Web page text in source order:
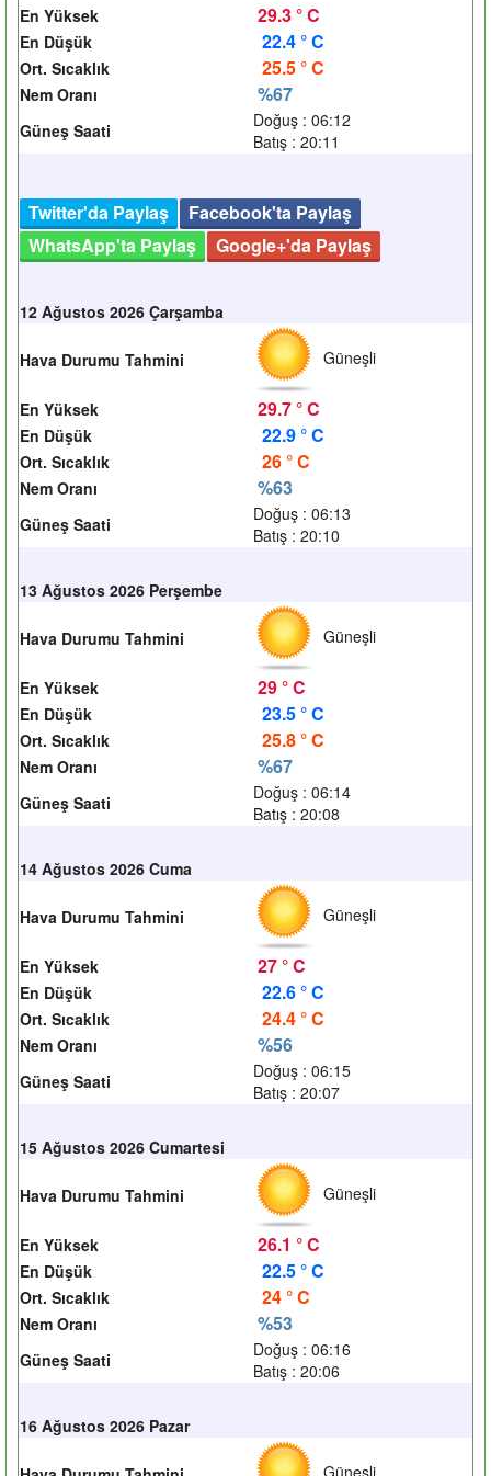
En Yüksek 29.3 ° C
En Düşük 22.4 ° C
Ort. Sıcaklık 25.5 ° C
Nem Oranı %67
Güneş Saati
Doğuş : 06:12
Batış : 20:11
Twitter'da Paylaş
Facebook'ta Paylaş
WhatsApp'ta Paylaş
Google+'da Paylaş
12 Ağustos 2026 Çarşamba
Hava Durumu Tahmini Güneşli
En Yüksek 29.7 ° C
En Düşük 22.9 ° C
Ort. Sıcaklık 26 ° C
Nem Oranı %63
Güneş Saati
Doğuş : 06:13
Batış : 20:10
13 Ağustos 2026 Perşembe
Hava Durumu Tahmini Güneşli
En Yüksek 29 ° C
En Düşük 23.5 ° C
Ort. Sıcaklık 25.8 ° C
Nem Oranı %67
Güneş Saati
Doğuş : 06:14
Batış : 20:08
14 Ağustos 2026 Cuma
Hava Durumu Tahmini Güneşli
En Yüksek 27 ° C
En Düşük 22.6 ° C
Ort. Sıcaklık 24.4 ° C
Nem Oranı %56
Güneş Saati
Doğuş : 06:15
Batış : 20:07
15 Ağustos 2026 Cumartesi
Hava Durumu Tahmini Güneşli
En Yüksek 26.1 ° C
En Düşük 22.5 ° C
Ort. Sıcaklık 24 ° C
Nem Oranı %53
Güneş Saati
Doğuş : 06:16
Batış : 20:06
16 Ağustos 2026 Pazar
Güneşli